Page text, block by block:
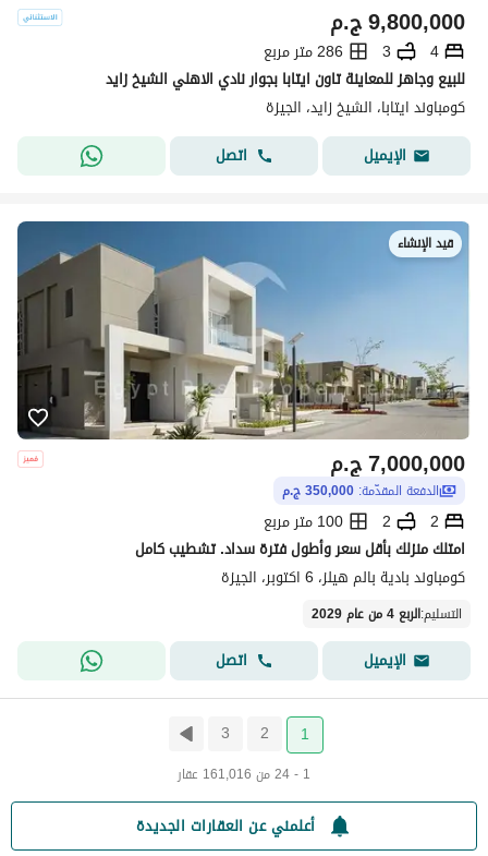
ج.م9,800,000
4
3
286 متر مربع
للبيع وجاهز للمعاينة تاون ايتابا بجوار نادي الاهلي الشيخ زايد
كومباوند ايتابا، الشيخ زايد، الجيزة
الإيميل
اتصل
قيد الإنشاء
ج.م7,000,000
الدفعة المقدّمة: 350,000 ج.م
2
2
100 متر مربع
امتلك منزلك بأقل سعر وأطول فترة سداد. تشطيب كامل
كومباوند بادية بالم هيلز، 6 اكتوبر، الجيزة
التسليم:الربع 4 من عام 2029
الإيميل اتصل
1
2
3
1 - 24 من 161,016 عقار
أعلمني عن العقارات الجديدة